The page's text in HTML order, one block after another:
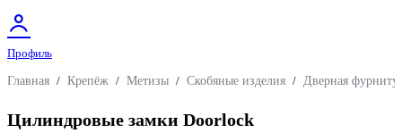
Профиль
Главная / Крепёж / Метизы / Скобяные изделия / Дверная
Цилиндровые замки Doorlock